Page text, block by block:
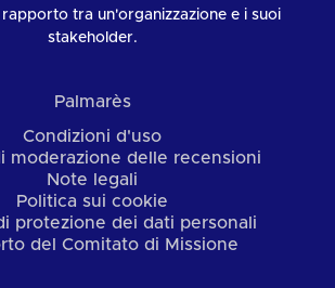
tra un'organizzazione e i suoi
stakeholder.
Palmarès
Condizioni d'uso
moderazione delle recensioni
Note legali
Politica sui cookie
protezione dei dati personali
del Comitato di Missione